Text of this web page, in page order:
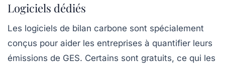
Logiciels dédiés
Les logiciels de bilan carbone sont spécialement
conçus pour aider les entreprises à quantifier leurs
émissions de GES. Certains sont gratuits, ce qui les